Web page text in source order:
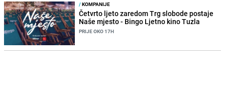
/KOMPANIJE
Četvrto ljeto zaredom Trg slobode postaje
Naše mjesto - Bingo Ljetno kino Tuzla
PRIJE OKO 17H